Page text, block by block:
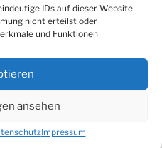
IDs auf dieser Website
nicht erteilst oder
und Funktionen
ansehen
Impressum
der Erzquell
in der Ortsmitte
in Helmerhausen
Turnier
in Hengstenberg